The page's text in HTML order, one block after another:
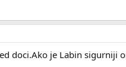
doci.Ako je Labin sigurniji